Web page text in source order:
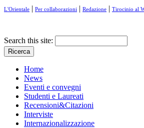
L'Orientale | Per collaborazioni | Redazione | Tirocinio al
Search this site:
Home
News
Eventi e convegni
Studenti e Laureati
Recensioni&Citazioni
Interviste
Internazionalizzazione